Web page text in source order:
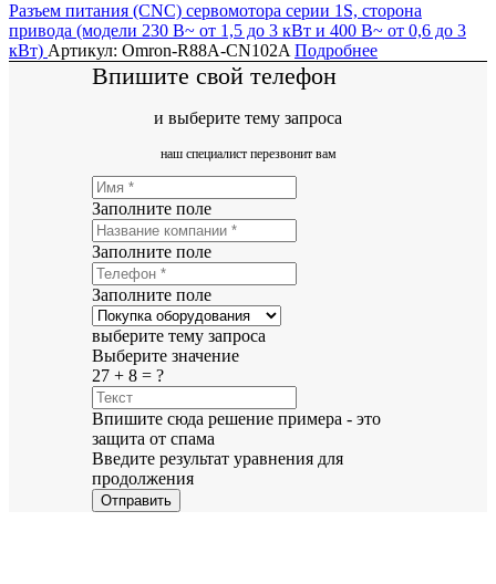
Разъем питания (CNC) сервомотора серии 1S, сторона
привода (модели 230 В~ от 1,5 до 3 кВт и 400 В~ от 0,6 до 3
кВт) Артикул: Omron-R88A-CN102A Подробнее
Впишите свой телефон
и выберите тему запроса
наш специалист перезвонит вам
Заполните поле
Заполните поле
Заполните поле
выберите тему запроса
Выберите значение
27 + 8 = ?
Впишите сюда решение примера - это
защита от спама
Введите результат уравнения для
продолжения
Отправить